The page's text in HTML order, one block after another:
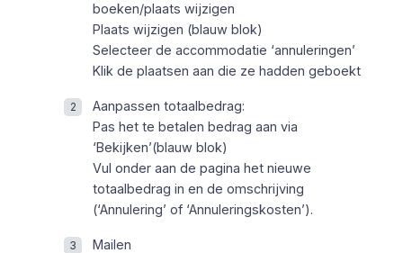
boeken/plaats wijzigen
Plaats wijzigen (blauw blok)
Selecteer de accommodatie ‘annuleringen’
Klik de plaatsen aan die ze hadden geboekt
Aanpassen totaalbedrag:
Pas het te betalen bedrag aan via
‘Bekijken’(blauw blok)
Vul onder aan de pagina het nieuwe
totaalbedrag in en de omschrijving
(‘Annulering’ of ‘Annuleringskosten’).
Mailen